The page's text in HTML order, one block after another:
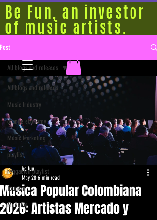
Be Fun, an investor
of music artists.
Post
All blogs and releases
Music Industry
orange economy
Music Marketing
playlist
reggaeton playlist
Tourism
Medellín
All blogs and releases
Musica Popular Colombiana
2026: Artistas Mercado y
be fun
May 28 6 min read